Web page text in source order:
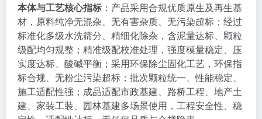
本体与工艺核心指标 ：产品采用合规优质原生及再生基
材，原料纯净无混杂、无有害杂质、无污染超标；经过
标准化多级水洗筛分、精细化除杂，含泥量达标、颗粒
级配均匀规整；精准级配校准处理，强度模量稳定、压
实度达标、酸碱平衡；采用环保除尘固化工艺，环保指
标合规、无粉尘污染超标；批次颗粒统一、性能稳定、
施工适配性强；成品适配市政基建、路桥工程、地产土
建、家装工装、园林基建多场景使用，工程安全性、稳